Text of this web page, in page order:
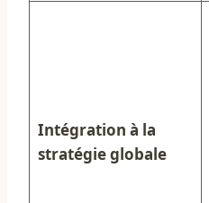
Intégration à la
stratégie globale